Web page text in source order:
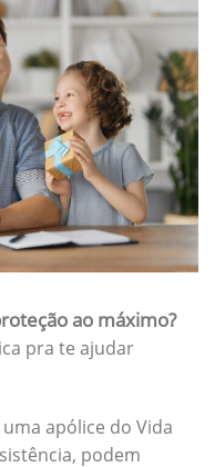
ao máximo?
pra te ajudar
apólice do Vida
podem